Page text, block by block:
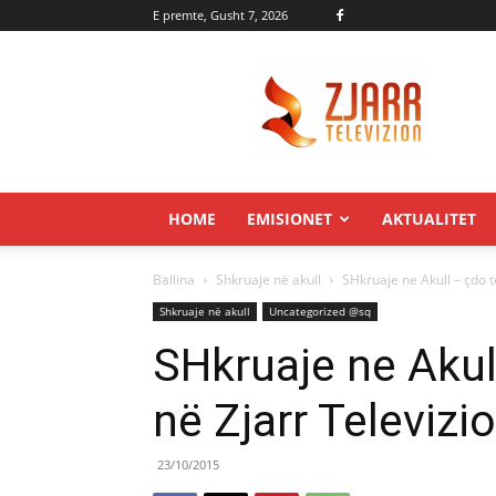
E premte, Gusht 7, 2026
HOME EMISIONET AKTUALITET
Ballina Shkruaje në akull SHkruaje ne Akull – çdo
Shkruaje në akull Uncategorized @sq
SHkruaje ne
në Zjarr
23/10/2015